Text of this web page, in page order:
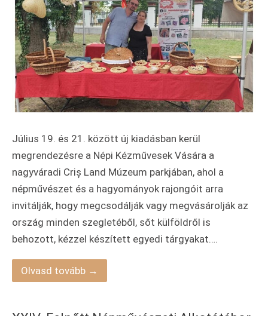
Július 19. és 21. között új kiadásban kerül
megrendezésre a Népi Kézművesek Vására a
nagyváradi Criș Land Múzeum parkjában, ahol a
népművészet és a hagyományok rajongóit arra
invitálják, hogy megcsodálják vagy megvásárolják az
ország minden szegletéből, sőt külföldről is
behozott, kézzel készített egyedi tárgyakat….
Olvasd tovább →